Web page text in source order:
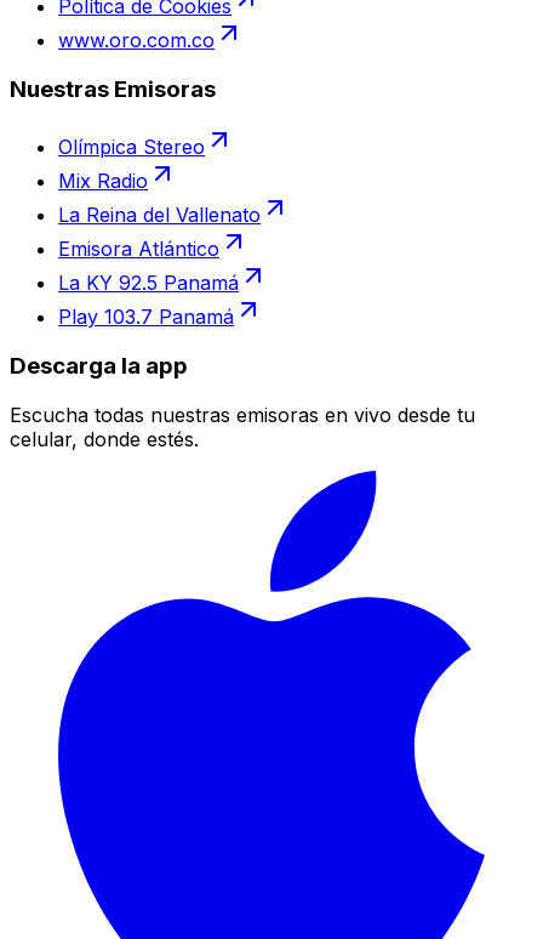
Política de Cookies
www.oro.com.co
Nuestras Emisoras
Olímpica Stereo
Mix Radio
La Reina del Vallenato
Emisora Atlántico
La KY 92.5 Panamá
Play 103.7 Panamá
Descarga la app
Escucha todas nuestras emisoras en vivo desde tu
celular, donde estés.